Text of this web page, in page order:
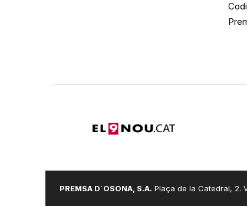
PREMSA D´OSONA, S.A. Plaça de la Catedral, 2.